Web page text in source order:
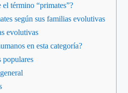
el término “primates”?
según sus familias evolutivas
evolutivas
en esta categoría?
populares